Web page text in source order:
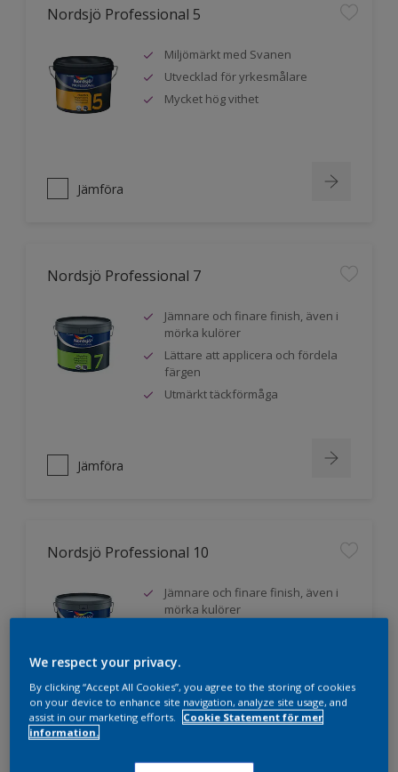
Nordsjö Professional 5
Miljömärkt med Svanen
Utvecklad för yrkesmålare
Mycket hög vithet
Jämföra
Nordsjö Professional 7
Jämnare och finare finish, även i
mörka kulörer
Lättare att applicera och fördela
färgen
Utmärkt täckförmåga
Jämföra
Nordsjö Professional 10
Jämnare och finare finish, även i
mörka kulörer
Utmärkt täckförmåga
Jämföra
We respect your privacy.
By clicking “Accept All Cookies”, you agree to the storing of cookies
on your device to enhance site navigation, analyze site usage, and
assist in our marketing efforts.
Cookie Statement för mer
information.